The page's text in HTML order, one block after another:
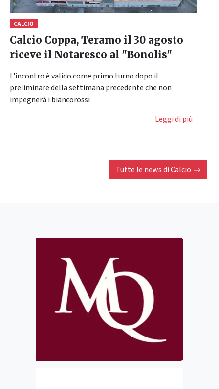
CALCIO
Calcio Coppa, Teramo il 30 agosto
riceve il Notaresco al "Bonolis"
L'incontro è valido come primo turno dopo il
preliminare della settimana precedente che non
impegnerà i biancorossi
Leggi di più
Tutte le news diCalcio